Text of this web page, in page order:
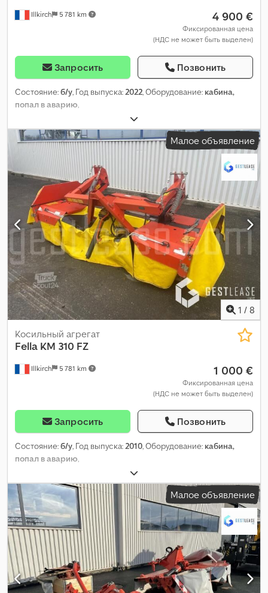
Illkirch 5 781 km 4 900 €
Фиксированная цена
(НДС не может быть выделен)
Запросить Позвонить
Состояние:б/у, Год выпуска:2022, Оборудование: кабина,
попал в аварию,
Малое объявление
1 / 8
Illkirch 5 781 km
Косильный агрегат
Fella KM 310 FZ
1 000 €
Фиксированная цена
(НДС не может быть выделен)
Запросить Позвонить
Состояние:б/у, Год выпуска:2010, Оборудование: кабина,
попал в аварию,
Малое объявление